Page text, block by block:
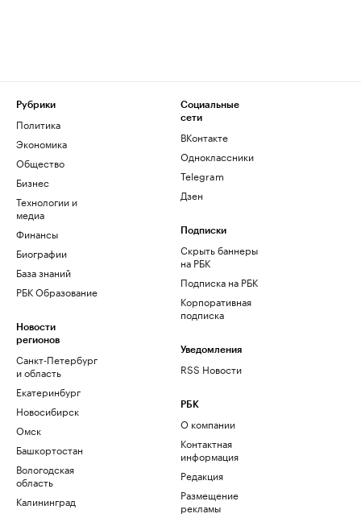
Рубрики
Политика
Экономика
Общество
Бизнес
Технологии и
медиа
Финансы
Биографии
База знаний
РБК Образование
Новости
регионов
Санкт-Петербург
и область
Екатеринбург
Новосибирск
Омск
Башкортостан
Вологодская
область
Калининград
Социальные
сети
ВКонтакте
Одноклассники
Telegram
Дзен
Подписки
Скрыть баннеры
на РБК
Подписка на РБК
Корпоративная
подписка
Уведомления
RSS Новости
РБК
О компании
Контактная
информация
Редакция
Размещение
рекламы